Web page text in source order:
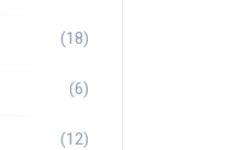
(18)
(6)
(12)